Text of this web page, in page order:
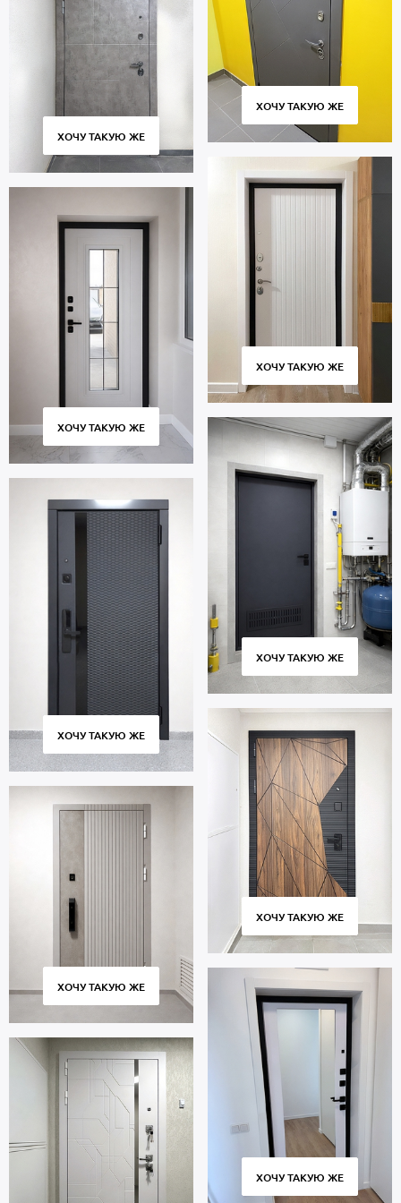
ХОЧУ ТАКУЮ ЖЕ
ХОЧУ ТАКУЮ ЖЕ
ХОЧУ ТАКУЮ ЖЕ
ХОЧУ ТАКУЮ ЖЕ
ХОЧУ ТАКУЮ ЖЕ
ХОЧУ ТАКУЮ ЖЕ
ХОЧУ ТАКУЮ ЖЕ
ХОЧУ ТАКУЮ ЖЕ
ХОЧУ ТАКУЮ ЖЕ